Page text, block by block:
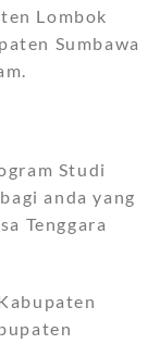
Lombok
Sumbawa
Studi
anda yang
Tenggara